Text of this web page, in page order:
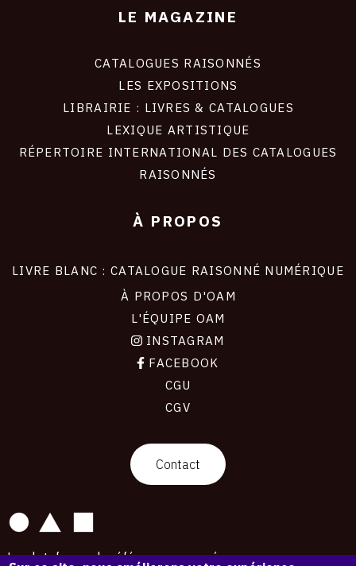
LE MAGAZINE
CATALOGUES RAISONNÉS
LES EXPOSITIONS
LIBRAIRIE : LIVRES & CATALOGUES
LEXIQUE ARTISTIQUE
RÉPERTOIRE INTERNATIONAL DES CATALOGUES
RAISONNÉS
À PROPOS
LIVRE BLANC : CATALOGUE RAISONNÉ NUMÉRIQUE
À PROPOS D'OAM
L'ÉQUIPE OAM
INSTAGRAM
FACEBOOK
CGU
CGV
Contact
La plateforme de référence pour créer,